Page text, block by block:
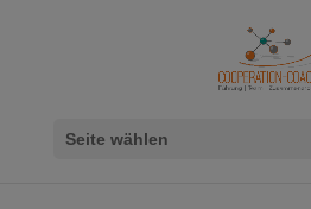
Seite wählen